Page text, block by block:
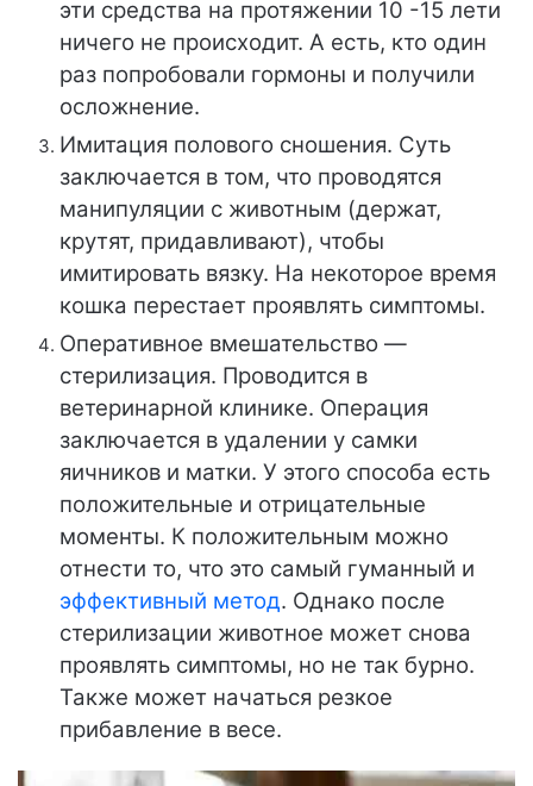
эти средства на протяжении 10 -15 лети
ничего не происходит. А есть, кто один
раз попробовали гормоны и получили
осложнение.
Имитация полового сношения. Суть
заключается в том, что проводятся
манипуляции с животным (держат,
крутят, придавливают), чтобы
имитировать вязку. На некоторое время
кошка перестает проявлять симптомы.
Оперативное вмешательство —
стерилизация. Проводится в
ветеринарной клинике. Операция
заключается в удалении у самки
яичников и матки. У этого способа есть
положительные и отрицательные
моменты. К положительным можно
отнести то, что это самый гуманный и
эффективный метод. Однако после
стерилизации животное может снова
проявлять симптомы, но не так бурно.
Также может начаться резкое
прибавление в весе.